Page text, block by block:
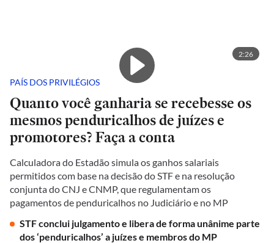
2:26
PAÍS DOS PRIVILÉGIOS
Quanto você ganharia se recebesse os
mesmos penduricalhos de juízes e
promotores? Faça a conta
Calculadora do Estadão simula os ganhos salariais
permitidos com base na decisão do STF e na resolução
conjunta do CNJ e CNMP, que regulamentam os
pagamentos de penduricalhos no Judiciário e no MP
STF conclui julgamento e libera de forma unânime parte
dos ‘penduricalhos’ a juízes e membros do MP